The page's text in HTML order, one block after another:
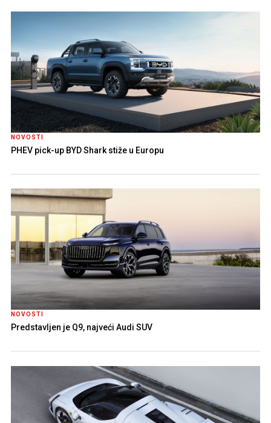
NOVOSTI
PHEV pick-up BYD Shark stiže u Europu
NOVOSTI
Predstavljen je Q9, najveći Audi SUV